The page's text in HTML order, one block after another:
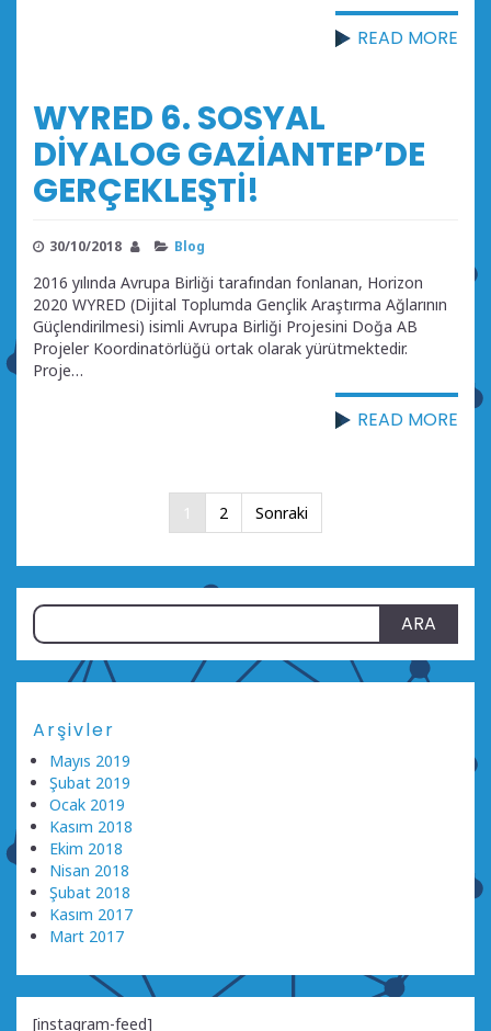
READ MORE
WYRED 6. SOSYAL
DİYALOG GAZİANTEP’DE
GERÇEKLEŞTİ!
30/10/2018 Blog
2016 yılında Avrupa Birliği tarafından fonlanan, Horizon
2020 WYRED (Dijital Toplumda Gençlik Araştırma Ağlarının
Güçlendirilmesi) isimli Avrupa Birliği Projesini Doğa AB
Projeler Koordinatörlüğü ortak olarak yürütmektedir.
Proje…
READ MORE
sayfalandırması
1 2 Sonraki
Arama:
Arşivler
Mayıs 2019
Şubat 2019
Ocak 2019
Kasım 2018
Ekim 2018
Nisan 2018
Şubat 2018
Kasım 2017
Mart 2017
[instagram-feed]